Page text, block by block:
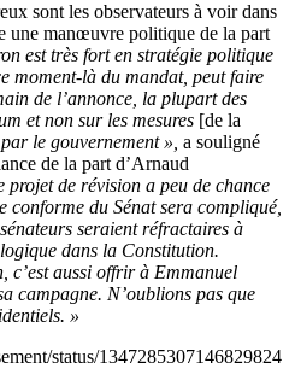
sont les observateurs à voir dans
une manœuvre politique de la part
est très fort en stratégie politique
moment-là du mandat, peut faire
de l’annonce, la plupart des
et non sur les mesures [de la
le gouvernement », a souligné
de la part d’Arnaud
projet de révision a peu de chance
du Sénat sera compliqué,
seraient réfractaires à
dans la Constitution.
c’est aussi offrir à Emmanuel
campagne. N’oublions pas que
»
status/1347285307146829824